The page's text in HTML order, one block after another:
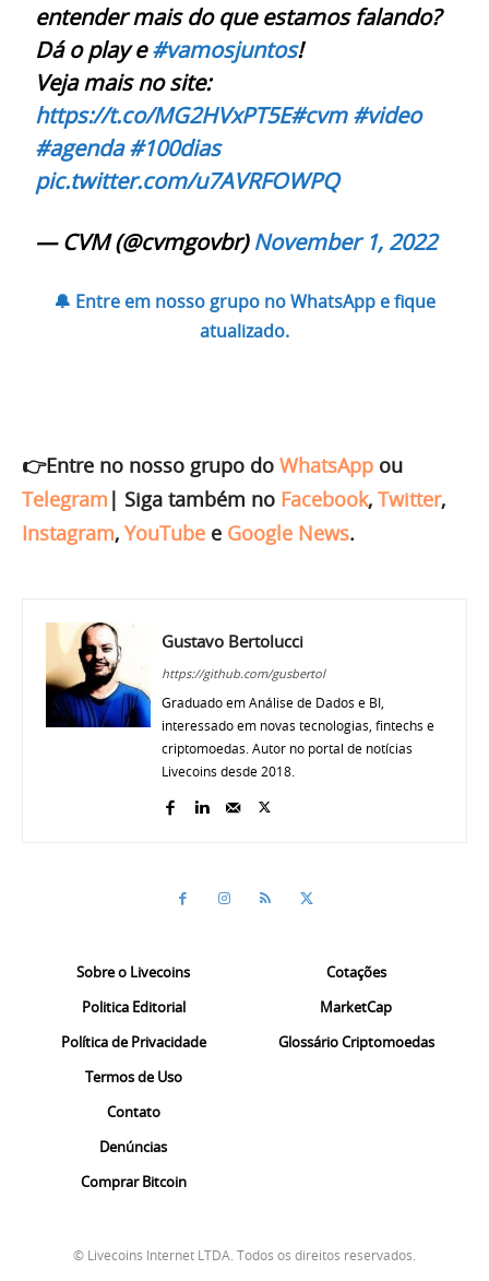
entender mais do que estamos falando?
Dá o play e#vamosjuntos!
Veja mais no site:
https://t.co/MG2HVxPT5E#cvm #video
#agenda #100dias
pic.twitter.com/u7AVRFOWPQ
— CVM (@cvmgovbr)November 1, 2022
🔔 Entre em nosso grupo no WhatsApp e fique
atualizado.
👉Entre no nosso grupo do WhatsApp ou
Telegram | Siga também no Facebook, Twitter,
Instagram, YouTube e Google News.
Gustavo Bertolucci
https://github.com/gusbertol
Graduado em Análise de Dados e BI,
interessado em novas tecnologias, fintechs e
criptomoedas. Autor no portal de notícias
Livecoins desde 2018.
Sobre o Livecoins
Politica Editorial
Política de Privacidade
Termos de Uso
Contato
Denúncias
Comprar Bitcoin
Cotações
MarketCap
Glossário Criptomoedas
© Livecoins Internet LTDA. Todos os direitos reservados.